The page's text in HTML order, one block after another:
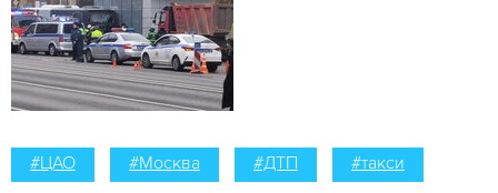
#ЦАО #Москва #ДТП #такси